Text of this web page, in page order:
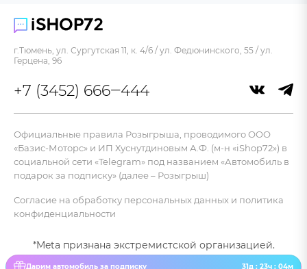
+7 (3452) 666‒444
г.Тюмень, ул. Сургутская 11, к. 4/6 / ул. Федюнинского, 55 / ул.
Герцена, 96
Согласие на обработку персональных данных и политика
конфиденциальности
Официальные правила Розыгрыша, проводимого ООО
«Базис-Моторс» и ИП Хуснутдиновым А.Ф. (м-н «iShop72») в
социальной сети «Telegram» под названием «Автомобиль в
подарок за подписку» (далее – Розыгрыш)
*Meta признана экстремистской организацией.
Дарим автомобиль за подписку 31д : 23ч : 04м